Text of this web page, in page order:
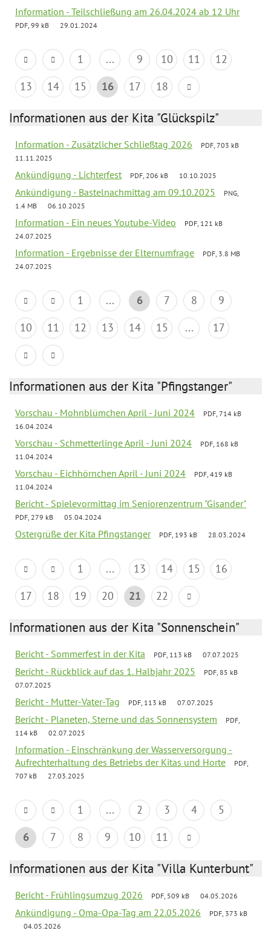
Information - Teilschließung am 26.04.2024 ab 12 Uhr
PDF, 99 kB 29.01.2024
1 ... 9 10 11
12
13
14 15 16 17 18
Informationen aus der Kita "Glückspilz"
Information - Zusätzlicher Schließtag 2026
PDF, 703 kB
11.11.2025
Ankündigung - Lichterfest PDF, 206 kB 10.10.2025
Ankündigung - Bastelnachmittag am 09.10.2025
PNG,
1.4 MB
06.10.2025
Information - Ein neues Youtube-Video
PDF, 121 kB
24.07.2025
Information - Ergebnisse der Elternumfrage
PDF, 3.8 MB
24.07.2025
1 ... 6 7 8
9
10
11 12 13 14 15 ... 17
Informationen aus der Kita "Pfingstanger"
Vorschau - Mohnblümchen April - Juni 2024
PDF, 714 kB
16.04.2024
Vorschau - Schmetterlinge April - Juni 2024
PDF, 168 kB
11.04.2024
Vorschau - Eichhörnchen April - Juni 2024
PDF, 419 kB
11.04.2024
Bericht - Spielevormittag im Seniorenzentrum "Gisander"
PDF, 279 kB 05.04.2024
Ostergrüße der Kita Pfingstanger PDF, 193 kB 28.03.2024
1 ... 13 14 15
16
17
18 19 20 21 22
Informationen aus der Kita "Sonnenschein"
Bericht - Sommerfest in der Kita PDF, 113 kB 07.07.2025
Bericht - Rückblick auf das 1. Halbjahr 2025
PDF, 85 kB
07.07.2025
Bericht - Mutter-Vater-Tag PDF, 113 kB 07.07.2025
Bericht - Planeten, Sterne und das Sonnensystem
PDF,
114 kB
02.07.2025
Information - Einschränkung der Wasserversorgung -
Aufrechterhaltung des Betriebs der Kitas und Horte
PDF,
707 kB
27.03.2025
1 ... 2 3 4
5
6
7 8 9 10 11
Informationen aus der Kita "Villa Kunterbunt"
Bericht - Frühlingsumzug 2026 PDF, 509 kB 04.05.2026
Ankündigung - Oma-Opa-Tag am 22.05.2026
PDF, 373 kB
04.05.2026